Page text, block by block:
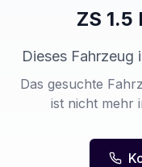
ZS
Dieses Fahrzeug
Das gesuchte
ist nicht mehr